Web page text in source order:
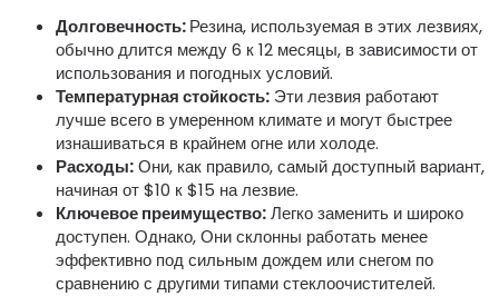
Долговечность:Резина, используемая в этих лезвиях,
обычно длится между 6 к 12 месяцы, в зависимости от
использования и погодных условий.
Температурная стойкость: Эти лезвия работают
лучше всего в умеренном климате и могут быстрее
изнашиваться в крайнем огне или холоде.
Расходы:Они, как правило, самый доступный вариант,
начиная от $10 к $15 на лезвие.
Ключевое преимущество:Легко заменить и широко
доступен. Однако, Они склонны работать менее
эффективно под сильным дождем или снегом по
сравнению с другими типами стеклоочистителей.